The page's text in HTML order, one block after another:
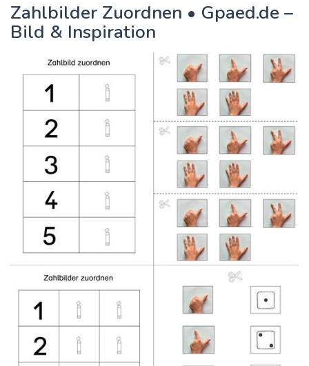
Zahlbilder Zuordnen • Gpaed.de –
Bild & Inspiration